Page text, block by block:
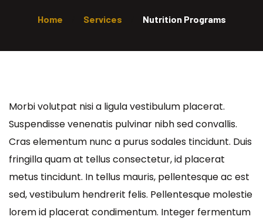
Home Services Nutrition Programs
Morbi volutpat nisi a ligula vestibulum placerat.
Suspendisse venenatis pulvinar nibh sed convallis.
Cras elementum nunc a purus sodales tincidunt. Duis
fringilla quam at tellus consectetur, id placerat
metus tincidunt. In tellus mauris, pellentesque ac est
sed, vestibulum hendrerit felis. Pellentesque molestie
lorem id placerat condimentum. Integer fermentum